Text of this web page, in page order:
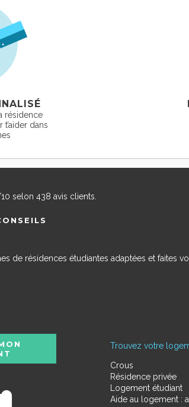
résidence
dans
10 selon 438 avis clients.
de résidences étudiantes adaptées et faites
Trouvez votre
Crous
Résidence privée
Logement étudiant
Aide au logement :